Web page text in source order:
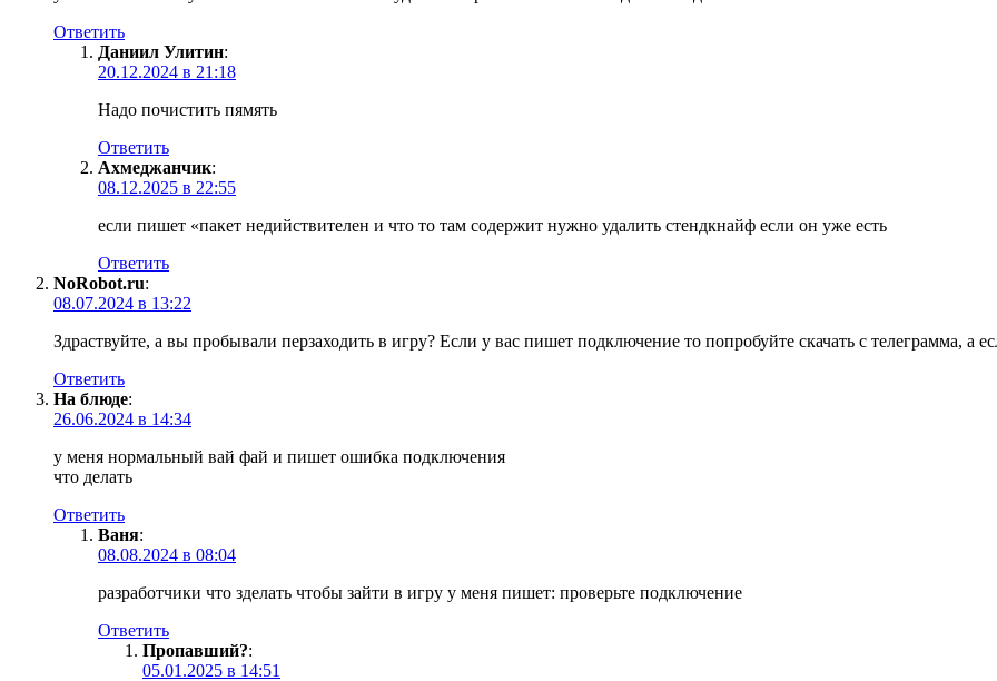
Ответить
Даниил Улитин:
20.12.2024 в 21:18
Надо почистить пямять
Ответить
Ахмеджанчик:
08.12.2025 в 22:55
если пишет «пакет недийствителен и что то там содержит нужно удалить стендкнайф если он уже есть
Ответить
NoRobot.ru:
08.07.2024 в 13:22
Здраствуйте, а вы пробывали перзаходить в игру? Если у вас пишет подключение то попробуйте скачать с телеграмма, а
Ответить
На блюде:
26.06.2024 в 14:34
у меня нормальный вай фай и пишет ошибка подключения
что делать
Ответить
Ваня:
08.08.2024 в 08:04
разработчики что зделать чтобы зайти в игру у меня пишет: проверьте подключение
Ответить
Пропавший?:
05.01.2025 в 14:51